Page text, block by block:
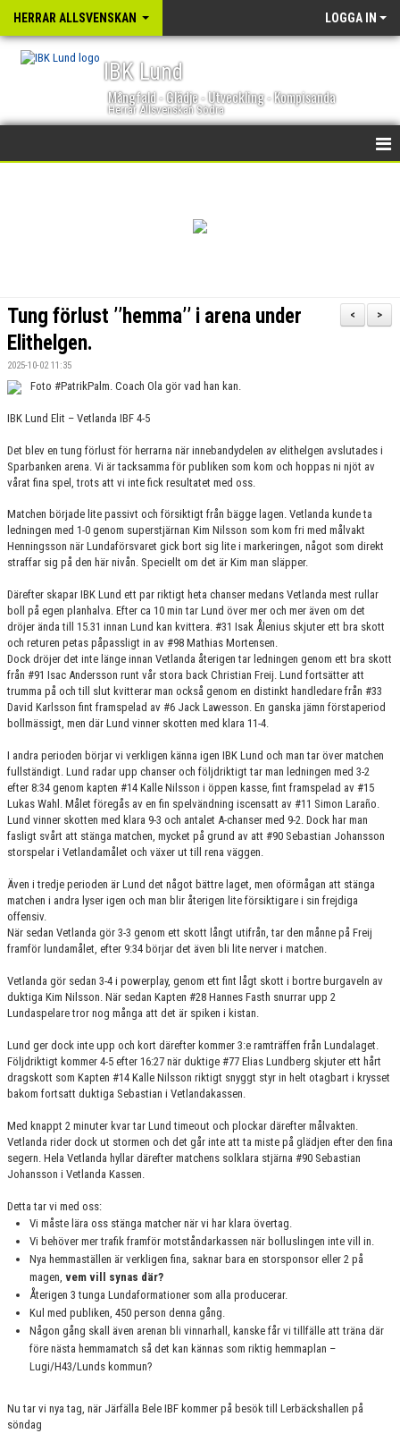
HERRAR ALLSVENSKAN LOGGA IN
IBK Lund
Mångfald - Glädje - Utveckling - Kompisanda
Herrar Allsvenskan Södra
GÄSTBOK
BILDGALLERI
KONTAKT
MATCHER
HERRAR ALLSVENSKAN 25/26
SKÅNEMÄSTERSKAPEN 21/22
>
<
Tung förlust ’’hemma’’ i arena under
Elithelgen.
2025-10-02 11:35
Foto #PatrikPalm. Coach Ola gör vad han kan.
IBK Lund Elit – Vetlanda IBF 4-5
Det blev en tung förlust för herrarna när innebandydelen av elithelgen avslutades i
Sparbanken arena. Vi är tacksamma för publiken som kom och hoppas ni njöt av
vårat fina spel, trots att vi inte fick resultatet med oss.
Matchen började lite passivt och försiktigt från bägge lagen. Vetlanda kunde ta
ledningen med 1-0 genom superstjärnan Kim Nilsson som kom fri med målvakt
Henningsson när Lundaförsvaret gick bort sig lite i markeringen, något som direkt
straffar sig på den här nivån. Speciellt om det är Kim man släpper.
Därefter skapar IBK Lund ett par riktigt heta chanser medans Vetlanda mest rullar
boll på egen planhalva. Efter ca 10 min tar Lund över mer och mer även om det
dröjer ända till 15.31 innan Lund kan kvittera. #31 Isak Ålenius skjuter ett bra skott
och returen petas påpassligt in av #98 Mathias Mortensen.
Dock dröjer det inte länge innan Vetlanda återigen tar ledningen genom ett bra skott
från #91 Isac Andersson runt vår stora back Christian Freij. Lund fortsätter att
trumma på och till slut kvitterar man också genom en distinkt handledare från #33
David Karlsson fint framspelad av #6 Jack Lawesson. En ganska jämn förstaperiod
bollmässigt, men där Lund vinner skotten med klara 11-4.
I andra perioden börjar vi verkligen känna igen IBK Lund och man tar över matchen
fullständigt. Lund radar upp chanser och följdriktigt tar man ledningen med 3-2
efter 8:34 genom kapten #14 Kalle Nilsson i öppen kasse, fint framspelad av #15
Lukas Wahl. Målet föregås av en fin spelvändning iscensatt av #11 Simon Laraño.
Lund vinner skotten med klara 9-3 och antalet A-chanser med 9-2. Dock har man
fasligt svårt att stänga matchen, mycket på grund av att #90 Sebastian Johansson
storspelar i Vetlandamålet och växer ut till rena väggen.
Även i tredje perioden är Lund det något bättre laget, men oförmågan att stänga
matchen i andra lyser igen och man blir återigen lite försiktigare i sin frejdiga
offensiv.
När sedan Vetlanda gör 3-3 genom ett skott långt utifrån, tar den månne på Freij
framför lundamålet, efter 9:34 börjar det även bli lite nerver i matchen.
Vetlanda gör sedan 3-4 i powerplay, genom ett fint lågt skott i bortre burgaveln av
duktiga Kim Nilsson. När sedan Kapten #28 Hannes Fasth snurrar upp 2
Lundaspelare tror nog många att det är spiken i kistan.
Lund ger dock inte upp och kort därefter kommer 3:e ramträffen från Lundalaget.
Följdriktigt kommer 4-5 efter 16:27 när duktige #77 Elias Lundberg skjuter ett hårt
dragskott som Kapten #14 Kalle Nilsson riktigt snyggt styr in helt otagbart i krysset
bakom fortsatt duktiga Sebastian i Vetlandakassen.
Med knappt 2 minuter kvar tar Lund timeout och plockar därefter målvakten.
Vetlanda rider dock ut stormen och det går inte att ta miste på glädjen efter den fina
segern. Hela Vetlanda hyllar därefter matchens solklara stjärna #90 Sebastian
Johansson i Vetlanda Kassen.
Detta tar vi med oss:
Vi måste lära oss stänga matcher när vi har klara övertag.
Vi behöver mer trafik framför motståndarkassen när bolluslingen inte vill in.
Nya hemmaställen är verkligen fina, saknar bara en storsponsor eller 2 på
magen, vem vill synas där?
Återigen 3 tunga Lundaformationer som alla producerar.
Kul med publiken, 450 person denna gång.
Någon gång skall även arenan bli vinnarhall, kanske får vi tillfälle att träna där
före nästa hemmamatch så det kan kännas som riktig hemmaplan –
Lugi/H43/Lunds kommun?
Nu tar vi nya tag, när Järfälla Bele IBF kommer på besök till Lerbäckshallen på
söndag